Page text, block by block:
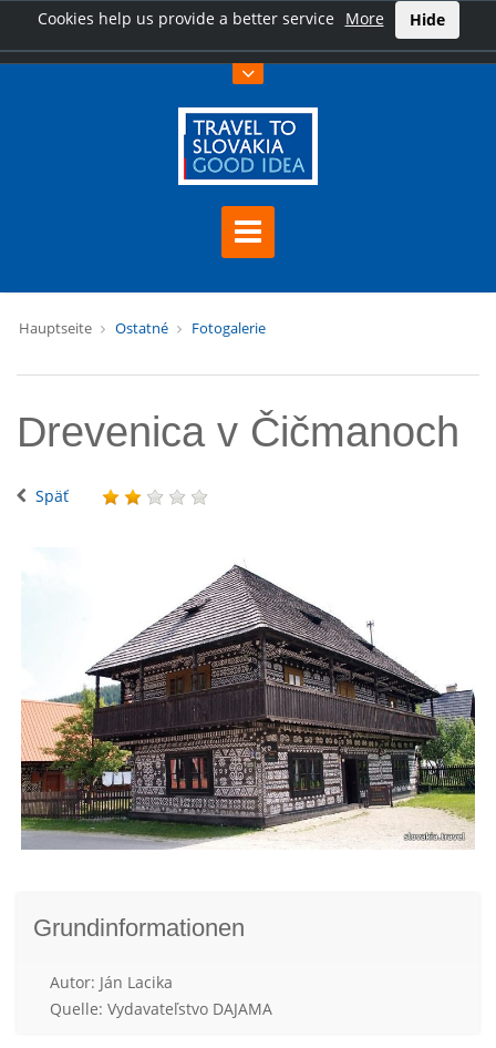
Cookies help us provide a better service More Hide
Hauptseite Ostatné Fotogalerie
Drevenica v Čičmanoch
Späť
Grundinformationen
Autor: Ján Lacika
Quelle: Vydavateľstvo DAJAMA